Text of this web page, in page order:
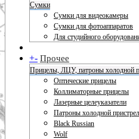
Сумки
Сумки для видеокамеры
Сумки для фотоаппаратов
Для студийного
+- Прочее
Прицелы, ЛЦУ, патроны холодной
Оптические прицелы
Коллиматорные прицелы
Лазерные целеуказатели
Патроны холодной
Black Russian
Wolf